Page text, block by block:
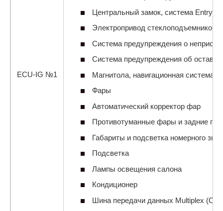
ECU-IG №1
Центральный замок, система
Электропривод стеклоподъемников
Система предупреждения о
Система предупреждения об
Магнитола, навигационная система
Фары
Автоматический корректор фар
Противотуманные фары и задние
Габариты и подсветка номерного
Подсветка
Лампы освещения салона
Кондиционер
Шина передачи данных Multiplex